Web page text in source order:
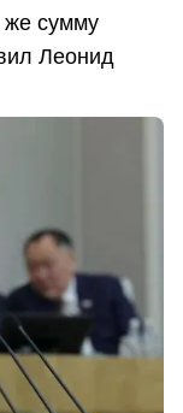
сумму
Леонид